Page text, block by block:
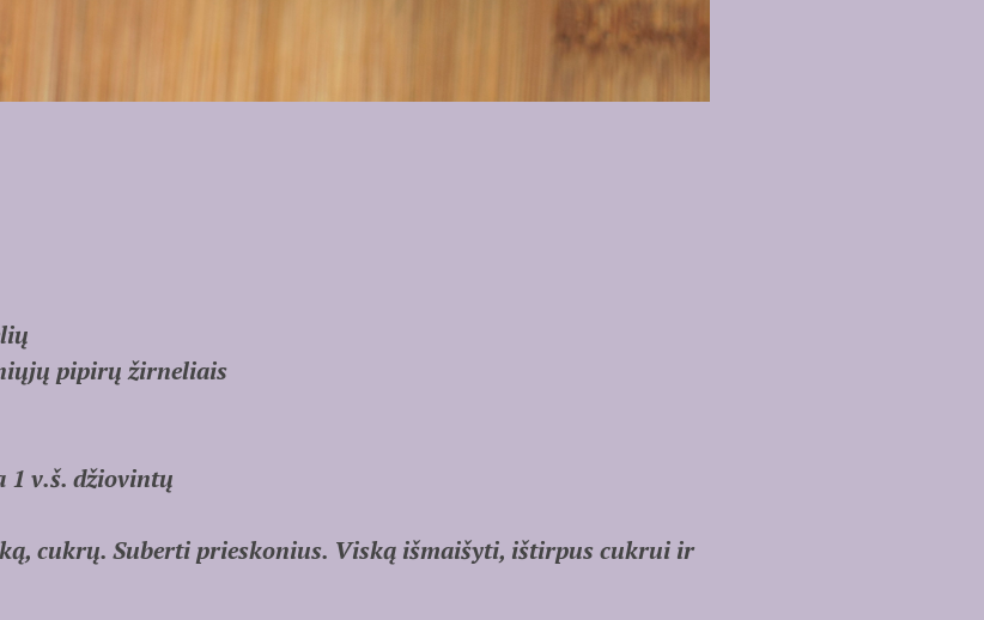
pipirų žirneliais
1 v.š. džiovintų
cukrų. Suberti prieskonius. Viską išmaišyti, ištirpus cukrui ir